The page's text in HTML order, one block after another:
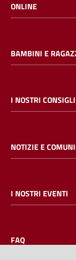
ONLINE
BAMBINI E
I NOSTRI CONSIGLI
NOTIZIE E
I NOSTRI EVENTI
FAQ